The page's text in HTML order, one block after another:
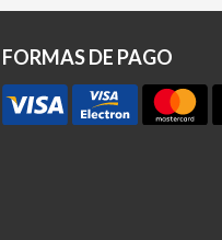
FORMAS DE PAGO